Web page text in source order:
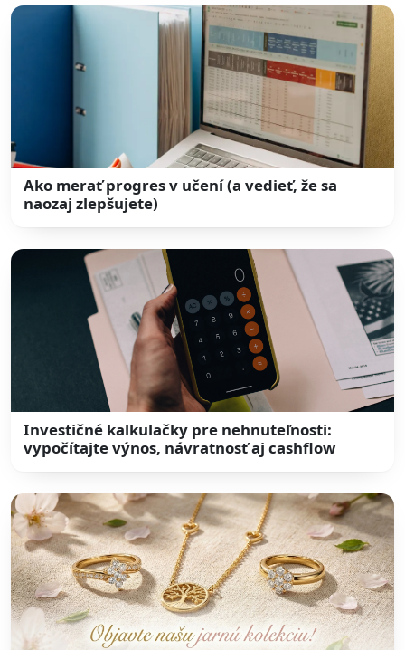
Ako merať progres v učení (a vedieť, že sa
naozaj zlepšujete)
Investičné kalkulačky pre nehnuteľnosti:
vypočítajte výnos, návratnosť aj cashflow